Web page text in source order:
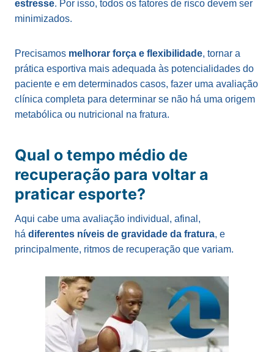
estresse. Por isso, todos os fatores de risco devem ser
minimizados.
Precisamos melhorar força e flexibilidade, tornar a
prática esportiva mais adequada às potencialidades do
paciente e em determinados casos, fazer uma avaliação
clínica completa para determinar se não há uma origem
metabólica ou nutricional na fratura.
Qual o tempo médio de
recuperação para voltar a
praticar esporte?
Aqui cabe uma avaliação individual, afinal,
há diferentes níveis de gravidade da fratura, e
principalmente, ritmos de recuperação que variam.